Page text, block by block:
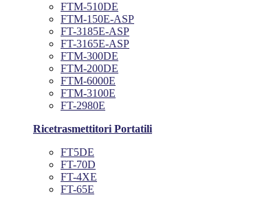
FTM-510DE
FTM-150E-ASP
FT-3185E-ASP
FT-3165E-ASP
FTM-300DE
FTM-200DE
FTM-6000E
FTM-3100E
FT-2980E
Ricetrasmettitori Portatili
FT5DE
FT-70D
FT-4XE
FT-65E